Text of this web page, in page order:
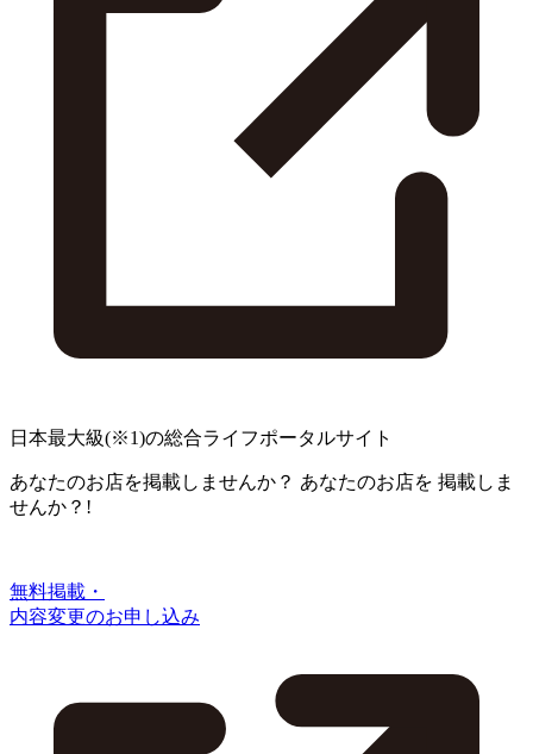
日本最大級(※1)の総合ライフポータルサイト
あなたのお店を掲載しませんか？ あなたのお店を 掲載しま
せんか？!
無料掲載・
内容変更のお申し込み